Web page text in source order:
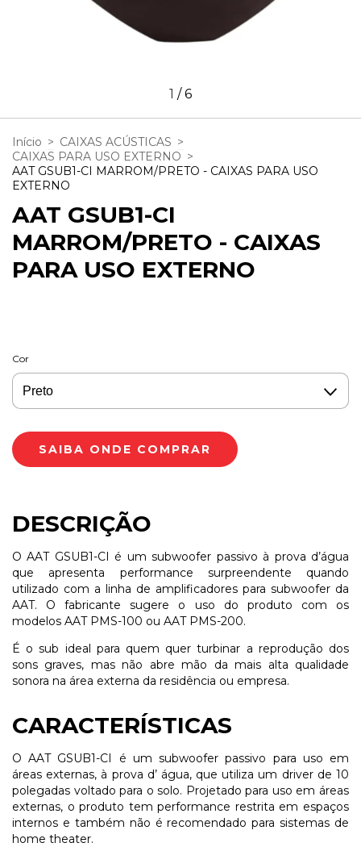
1 /6
Início > CAIXAS ACÚSTICAS >
CAIXAS PARA USO EXTERNO >
AAT GSUB1-CI MARROM/PRETO - CAIXAS PARA USO
EXTERNO
AAT GSUB1-CI
MARROM/PRETO - CAIXAS
PARA USO EXTERNO
Cor
DESCRIÇÃO
O AAT GSUB1-CI é um subwoofer passivo à prova d’água
que apresenta performance surpreendente quando
utilizado com a linha de amplificadores para subwoofer da
AAT. O fabricante sugere o uso do produto com os
modelos AAT PMS-100 ou AAT PMS-200.
É o sub ideal para quem quer turbinar a reprodução dos
sons graves, mas não abre mão da mais alta qualidade
sonora na área externa da residência ou empresa.
CARACTERÍSTICAS
O AAT GSUB1-CI é um subwoofer passivo para uso em
áreas externas, à prova d’ água, que utiliza um driver de 10
polegadas voltado para o solo. Projetado para uso em áreas
externas, o produto tem performance restrita em espaços
internos e também não é recomendado para sistemas de
home theater.